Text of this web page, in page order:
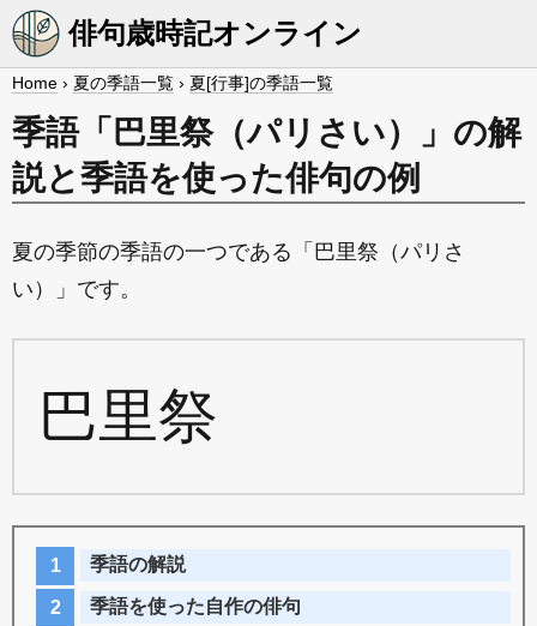
俳句歳時記オンライン
Home › 夏の季語一覧 › 夏[行事]の季語一覧
季語「巴里祭（パリさい）」の解
説と季語を使った俳句の例
夏の季節の季語の一つである「巴里祭（パリさ
い）」です。
巴里祭
季語の解説
季語を使った自作の俳句